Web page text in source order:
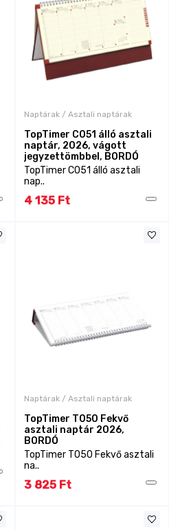
Naptárak / Asztali naptárak
TopTimer C051 álló asztali
naptár, 2026, vágott
jegyzettömbbel, BORDÓ
TopTimer C051 álló asztali
nap..
4 135 Ft
Naptárak / Asztali naptárak
TopTimer T050 Fekvő
asztali naptár 2026,
BORDÓ
TopTimer T050 Fekvő asztali
na..
3 825 Ft